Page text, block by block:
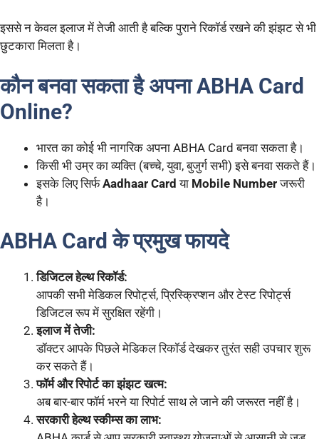
इससे न केवल इलाज में तेजी आती है बल्कि पुराने रिकॉर्ड रखने की झंझट से भी
छुटकारा मिलता है।
कौन बनवा सकता है अपना ABHA Card
Online?
भारत का कोई भी नागरिक अपना ABHA Card बनवा सकता है।
किसी भी उम्र का व्यक्ति (बच्चे, युवा, बुजुर्ग सभी) इसे बनवा सकते हैं।
इसके लिए सिर्फAadhaar Card या Mobile Numberजरूरी
है।
ABHA Card के प्रमुख फायदे
डिजिटल हेल्थ रिकॉर्ड:
आपकी सभी मेडिकल रिपोर्ट्स, प्रिस्क्रिप्शन और टेस्ट रिपोर्ट्स
डिजिटल रूप में सुरक्षित रहेंगी।
इलाज में तेजी:
डॉक्टर आपके पिछले मेडिकल रिकॉर्ड देखकर तुरंत सही उपचार शुरू
कर सकते हैं।
फॉर्म और रिपोर्ट का झंझट खत्म:
अब बार-बार फॉर्म भरने या रिपोर्ट साथ ले जाने की जरूरत नहीं है।
सरकारी हेल्थ स्कीम्स का लाभ: